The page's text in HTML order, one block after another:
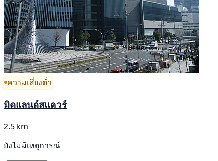
ความเสี่ยงต่ำ
มิดแลนด์สแควร์
2.5 km
ยังไม่มีเหตุการณ์